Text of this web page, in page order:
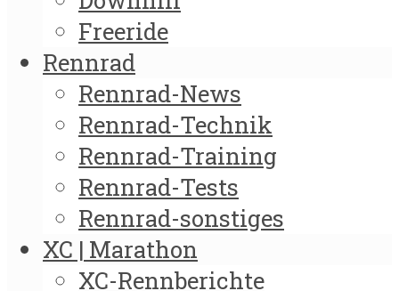
Freeride
Rennrad
Rennrad-News
Rennrad-Technik
Rennrad-Training
Rennrad-Tests
Rennrad-sonstiges
XC | Marathon
XC-Rennberichte